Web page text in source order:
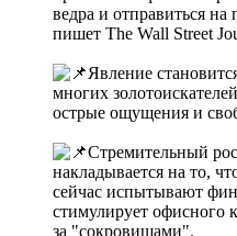
ведра и отправиться на
пишет The Wall Street
Явление
многих
острые ощущения и
Стремительный
накладывается на то,
сейчас испытывают
стимулирует офисного
за "сокровищами".